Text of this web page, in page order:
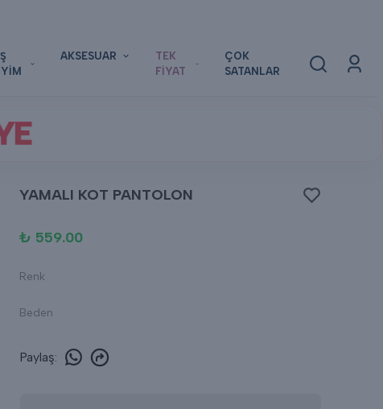
AKSESUAR
TEK
FİYAT
ÇOK
SATANLAR
YAMALI KOT PANTOLON
₺ 559.00
Renk
Beden
Paylaş: